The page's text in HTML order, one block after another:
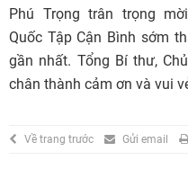
Phú Trọng trân trọng
Quốc Tập Cận Bình sớm
gần nhất. Tổng Bí thư,
chân thành cảm ơn và vui
Về trang trước Gửi email